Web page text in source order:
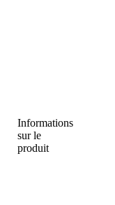
Informations
sur le
produit